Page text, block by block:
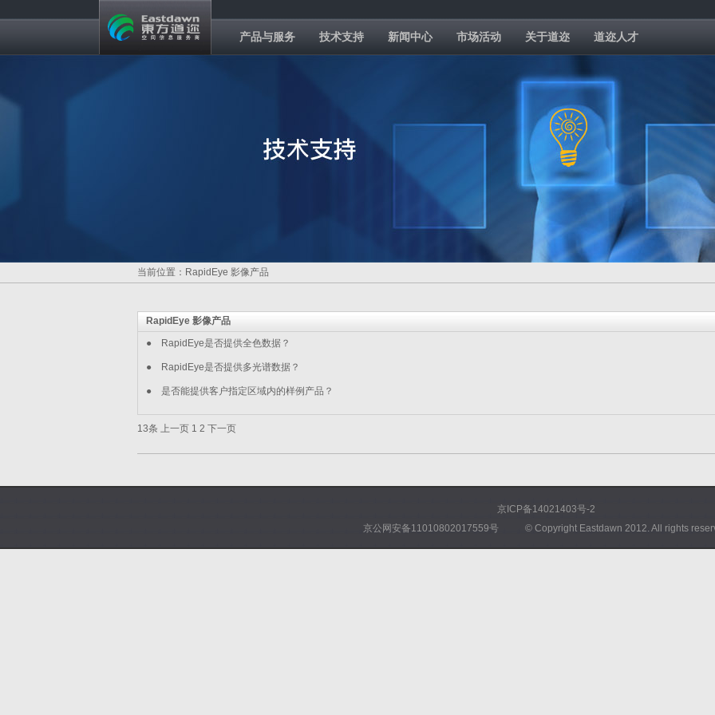
产品与服务 技术支持 新闻中心 市场活动 关于道迩 道迩人才
当前位置：RapidEye 影像产品
RapidEye 影像产品
●
RapidEye是否提供全色数据？
● RapidEye是否提供多光谱数据？
● 是否能提供客户指定区域内的样例产品？
13条 上一页 1 2 下一页
京ICP备14021403号-2
京公网安备11010802017559号
© Copyright Eastdawn 2012. All rights